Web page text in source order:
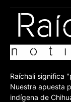
Raíchali significa
Nuestra apuesta
indígena de